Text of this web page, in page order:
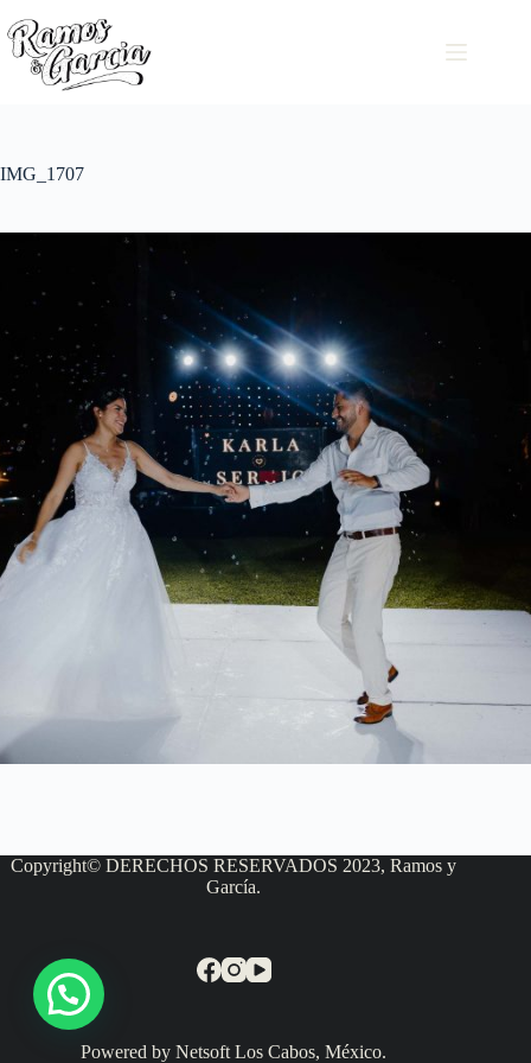
IMG_1707
Copyright© DERECHOS RESERVADOS 2023, Ramos y
García.
Powered by Netsoft Los Cabos, México.